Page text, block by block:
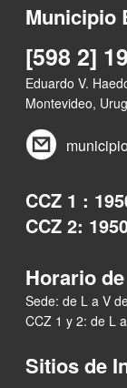
Municipio
[598 2]
Eduardo V.
Montevideo,
CCZ 1 :
CCZ 2:
Horario
Sede: de L a V
CCZ 1 y 2: de L
Sitios de